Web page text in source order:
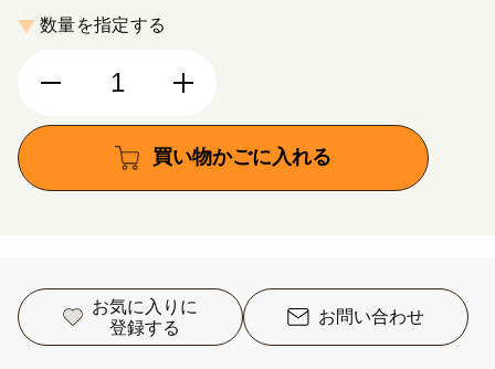
数量を指定する
買い物かごに入れる
お気に入りに
登録する
お問い合わせ